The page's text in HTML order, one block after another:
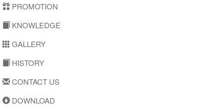
PROMOTION
KNOWLEDGE
GALLERY
HISTORY
CONTACT US
DOWNLOAD